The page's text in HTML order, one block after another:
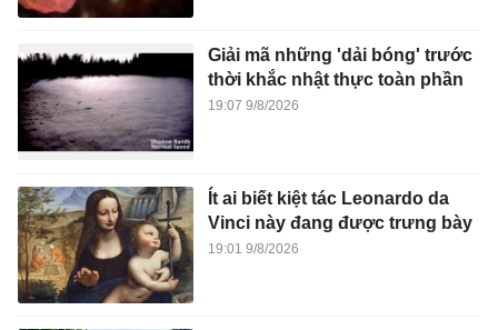
Giải mã những 'dải bóng' trước
thời khắc nhật thực toàn phần
19:07 9/8/2026
Ít ai biết kiệt tác Leonardo da
Vinci này đang được trưng bày
19:01 9/8/2026